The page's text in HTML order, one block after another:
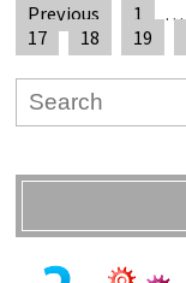
Previous 1 …
17
18 19